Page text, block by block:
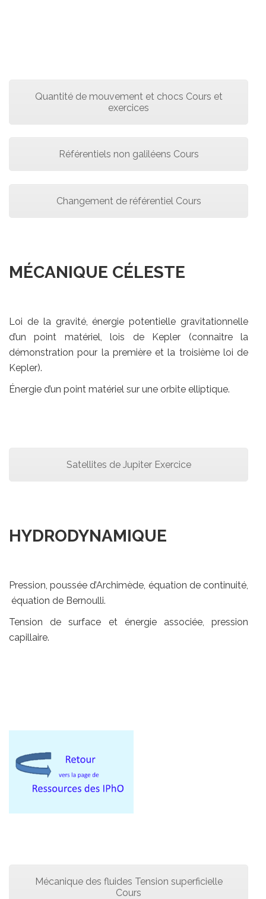
Quantité de mouvement et chocs Cours et
exercices
Référentiels non galiléens Cours
Changement de référentiel Cours
MÉCANIQUE CÉLESTE
Loi de la gravité, énergie potentielle gravitationnelle
d’un point matériel, lois de Kepler (connaitre la
démonstration pour la première et la troisième loi de
Kepler).
Énergie d’un point matériel sur une orbite elliptique.
Satellites de Jupiter Exercice
HYDRODYNAMIQUE
Pression, poussée d’Archimède, équation de continuité,
équation de Bernoulli.
Tension de surface et énergie associée, pression
capillaire.
Mécanique des fluides Tension superficielle
Cours